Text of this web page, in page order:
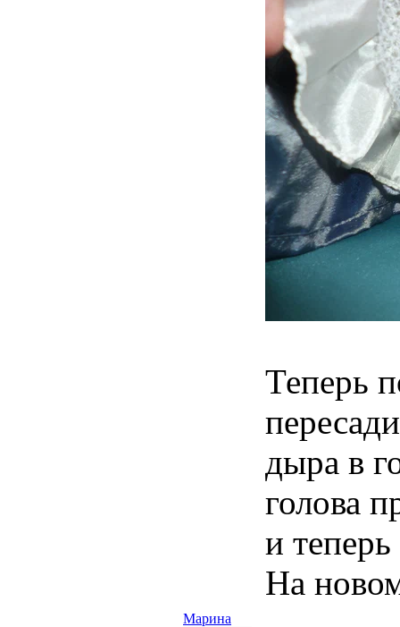
Марина
Теперь
дыра в
голова
и
На